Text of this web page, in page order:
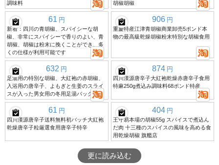
調味料
胡椒胡椒
61 円
新着：四川の青胡椒、スパイシーな胡
椒、非常にスパイシーで香りのよい、青
胡椒、胡椒は粉末に挽くことができ、多
くの仕様が利用可能です
906 円
重慶特産江津青胡椒商業卸売5ポンド本
物の最高級乾燥胡椒粉末特別な胡椒食用
632 円
足湯用の特別な胡椒、大紅袍の赤胡椒、
入浴用の唐辛子、よもぎと生姜のスライ
スが入った男女用の冬用足湯バッグ
874 円
四川漢源唐辛子大紅袍乾燥赤唐辛子食用
特麻250g煮込み調味料68ポンド特産
61 円
四川漢源唐辛子送料無料初バッチ大紅袍
乾燥唐辛子粒厳選食用唐辛子特辛
404 円
王守易本場の胡椒55g スパイスで煮込ん
だ肉 十三種のスパイスの風味を高める食
用乾燥胡椒 旗艦店
更に読み込む